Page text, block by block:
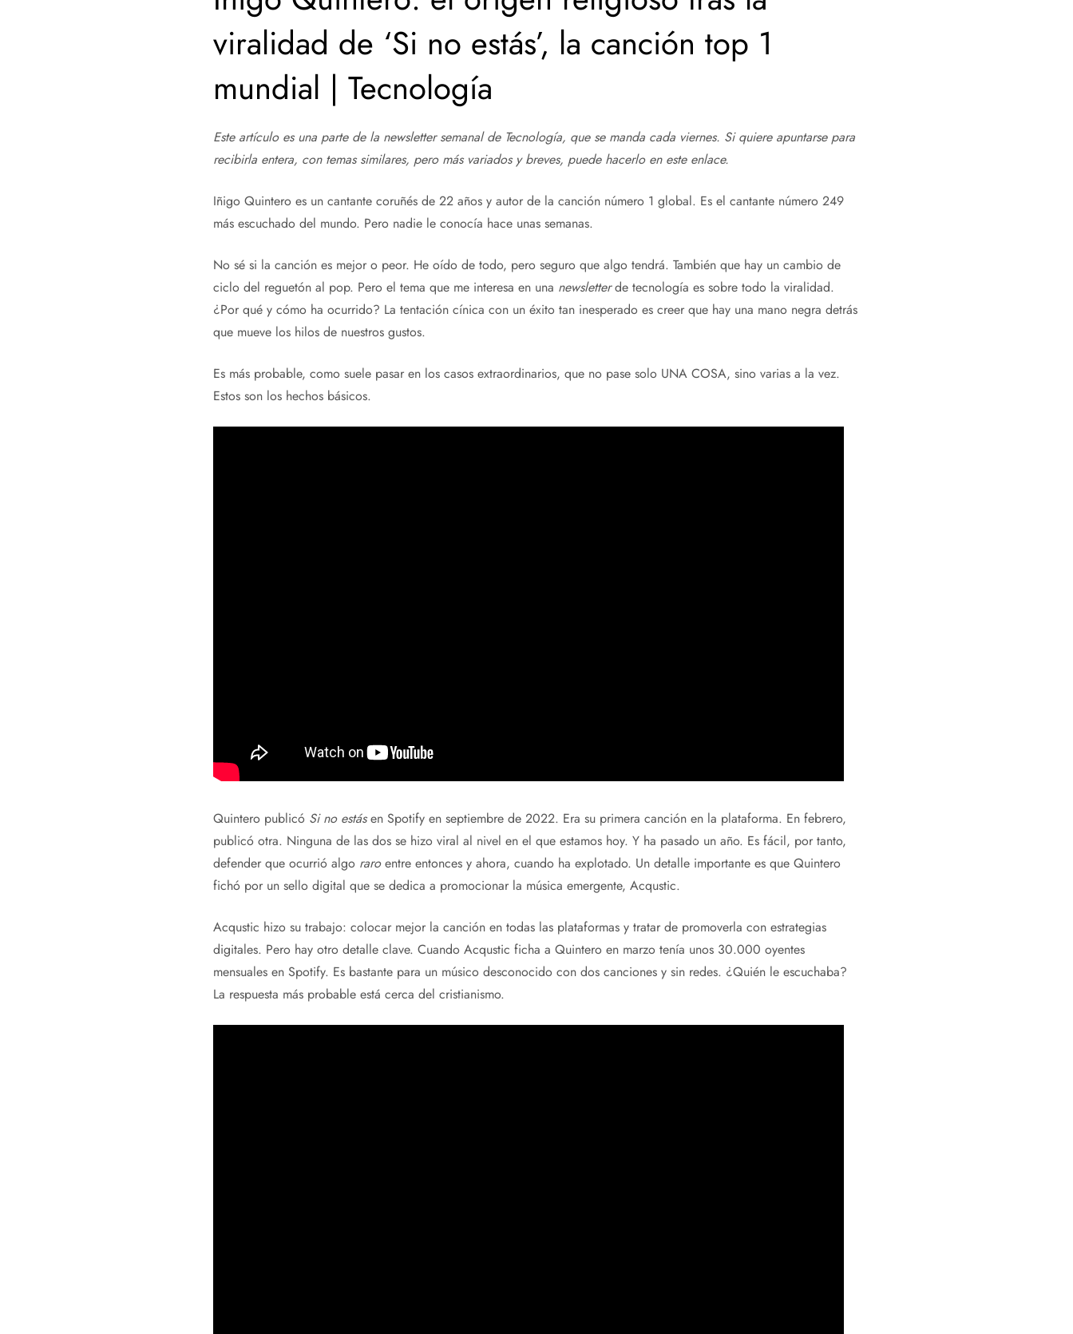
viralidad de ‘Si no estás’, la canción top 1
mundial | Tecnología
Este artículo es una parte de la newsletter semanal de Tecnología, que se manda cada viernes. Si quiere apuntarse para
recibirla entera, con temas similares, pero más variados y breves, puede hacerlo en este enlace.
Iñigo Quintero es un cantante coruñés de 22 años y autor de la canción número 1 global. Es el cantante número 249
más escuchado del mundo. Pero nadie le conocía hace unas semanas.
No sé si la canción es mejor o peor. He oído de todo, pero seguro que algo tendrá. También que hay un cambio de
ciclo del reguetón al pop. Pero el tema que me interesa en una newsletterde tecnología es sobre todo la viralidad.
¿Por qué y cómo ha ocurrido? La tentación cínica con un éxito tan inesperado es creer que hay una mano negra detrás
que mueve los hilos de nuestros gustos.
Es más probable, como suele pasar en los casos extraordinarios, que no pase solo UNA COSA, sino varias a la vez.
Estos son los hechos básicos.
Quintero publicó Si no estásen Spotify en septiembre de 2022. Era su primera canción en la plataforma. En febrero,
publicó otra. Ninguna de las dos se hizo viral al nivel en el que estamos hoy. Y ha pasado un año. Es fácil, por tanto,
defender que ocurrió algo raroentre entonces y ahora, cuando ha explotado. Un detalle importante es que Quintero
fichó por un sello digital que se dedica a promocionar la música emergente, Acqustic.
Acqustic hizo su trabajo: colocar mejor la canción en todas las plataformas y tratar de promoverla con estrategias
digitales. Pero hay otro detalle clave. Cuando Acqustic ficha a Quintero en marzo tenía unos 30.000 oyentes
mensuales en Spotify. Es bastante para un músico desconocido con dos canciones y sin redes. ¿Quién le escuchaba?
La respuesta más probable está cerca del cristianismo.